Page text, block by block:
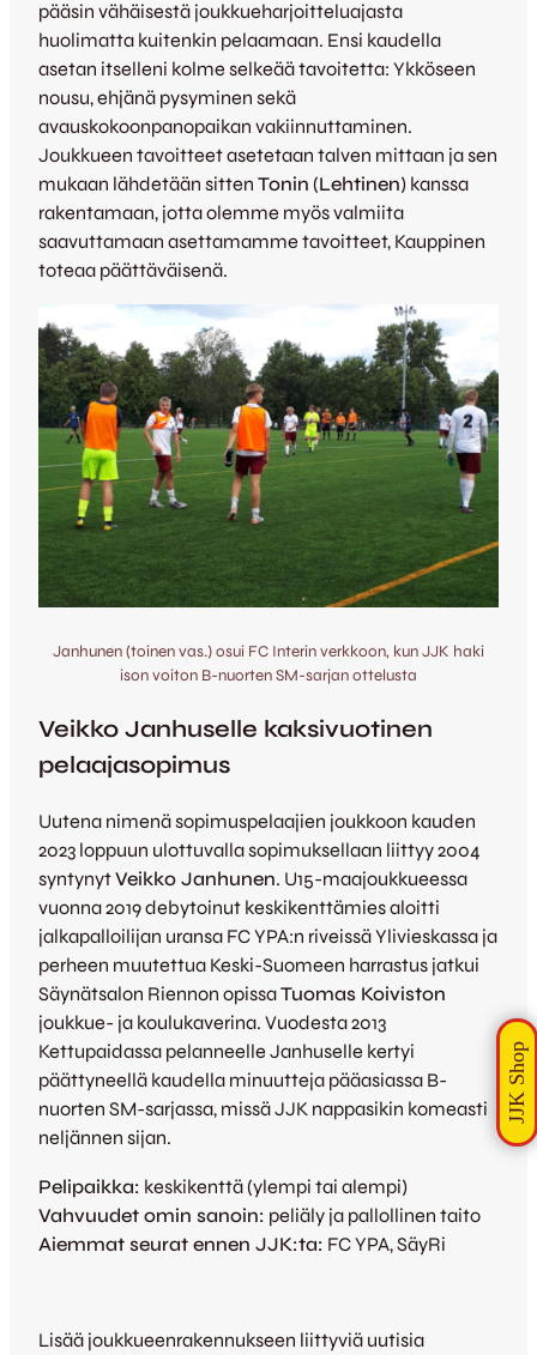
pääsin vähäisestä joukkueharjoitteluajasta
huolimatta kuitenkin pelaamaan. Ensi kaudella
asetan itselleni kolme selkeää tavoitetta: Ykköseen
nousu, ehjänä pysyminen sekä
avauskokoonpanopaikan vakiinnuttaminen.
Joukkueen tavoitteet asetetaan talven mittaan ja sen
mukaan lähdetään sitten Tonin (Lehtinen) kanssa
rakentamaan, jotta olemme myös valmiita
saavuttamaan asettamamme tavoitteet, Kauppinen
toteaa päättäväisenä.
Janhunen (toinen vas.) osui FC Interin verkkoon, kun JJK haki
ison voiton B-nuorten SM-sarjan ottelusta
Veikko Janhuselle kaksivuotinen
pelaajasopimus
Uutena nimenä sopimuspelaajien joukkoon kauden
2023 loppuun ulottuvalla sopimuksellaan liittyy 2004
syntynytVeikko Janhunen. U15-maajoukkueessa
vuonna 2019 debytoinut keskikenttämies aloitti
jalkapalloilijan uransa FC YPA:n riveissä Ylivieskassa ja
perheen muutettua Keski-Suomeen harrastus jatkui
Säynätsalon Riennon opissaTuomas Koiviston
joukkue- ja koulukaverina. Vuodesta 2013
Kettupaidassa pelanneelle Janhuselle kertyi
päättyneellä kaudella minuutteja pääasiassa B-
nuorten SM-sarjassa, missä JJK nappasikin komeasti
neljännen sijan.
Pelipaikka: keskikenttä (ylempi tai alempi)
Vahvuudet omin sanoin: peliäly ja pallollinen taito
Aiemmat seurat ennen JJK:ta: FC YPA, SäyRi
Lisää joukkueenrakennukseen liittyviä uutisia